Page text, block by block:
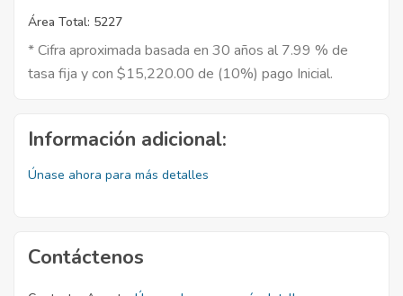
Área Total: 5227
* Cifra aproximada basada en 30 años al 7.99 % de
tasa fija y con $15,220.00 de (10%) pago Inicial.
Información adicional:
Únase ahora para más detalles
Contáctenos